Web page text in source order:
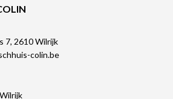
7, 2610 Wilrijk
colin.be